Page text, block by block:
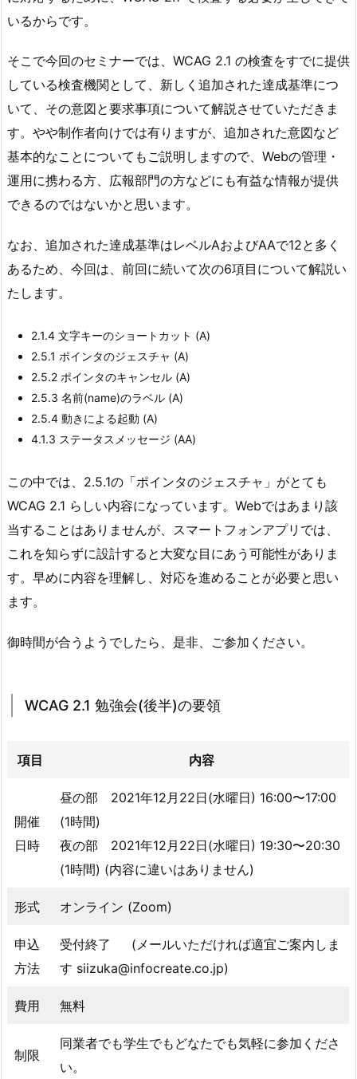
いるからです。
そこで今回のセミナーでは、WCAG 2.1 の検査をすでに提供
している検査機関として、新しく追加された達成基準につ
いて、その意図と要求事項について解説させていただきま
す。やや制作者向けでは有りますが、追加された意図など
基本的なことについてもご説明しますので、Webの管理・
運用に携わる方、広報部門の方などにも有益な情報が提供
できるのではないかと思います。
なお、追加された達成基準はレベルAおよびAAで12と多く
あるため、今回は、前回に続いて次の6項目について解説い
たします。
2.1.4 文字キーのショートカット (A)
2.5.1 ポインタのジェスチャ (A)
2.5.2 ポインタのキャンセル (A)
2.5.3 名前(name)のラベル (A)
2.5.4 動きによる起動 (A)
4.1.3 ステータスメッセージ (AA)
この中では、2.5.1の「ポインタのジェスチャ」がとても
WCAG 2.1 らしい内容になっています。Webではあまり該
当することはありませんが、スマートフォンアプリでは、
これを知らずに設計すると大変な目にあう可能性がありま
す。早めに内容を理解し、対応を進めることが必要と思い
ます。
御時間が合うようでしたら、是非、ご参加ください。
WCAG 2.1 勉強会(後半)の要領
項目 内容
開催
日時
昼の部 2021年12月22日(水曜日) 16:00〜17:00
(1時間)
夜の部 2021年12月22日(水曜日) 19:30〜20:30
(1時間) (内容に違いはありません)
形式 オンライン (Zoom)
申込
方法
受付終了 (メールいただければ適宜ご案内しま
す siizuka@infocreate.co.jp)
費用 無料
制限
同業者でも学生でもどなたでも気軽に参加くださ
い。